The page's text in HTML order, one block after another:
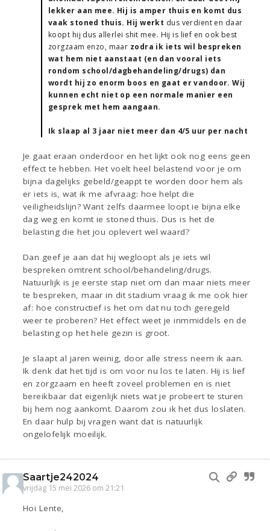
lekker aan mee. Hij is amper thuis en komt dus
vaak stoned thuis. Hij werkt dus verdient en daar
koopt hij dus allerlei shit mee. Hij is lief en ook best
zorgzaam enzo, maar zodra ik iets wil bespreken
wat hem niet aanstaat (en dan vooral iets
rondom school/dagbehandeling/drugs) dan
wordt hij zo enorm boos en gaat er vandoor. Wij
kunnen echt niet op een normale manier een
gesprek met hem aangaan.
Ik slaap al 3 jaar niet meer dan 4/5 uur per nacht
Je gaat eraan onderdoor en het lijkt ook nog eens geen
effect te hebben. Het voelt heel belastend voor je om
bijna dagelijks gebeld/geappt te worden door hem als
er iets is, wat ik me afvraag: hoe helpt die
veiligheidslijn? Want zelfs daarmee loopt ie bijna elke
dag weg en komt ie stoned thuis. Dus is het de
belasting die het jou oplevert wel waard?
Dan geef je aan dat hij wegloopt als je iets wil
bespreken omtrent school/behandeling/drugs.
Natuurlijk is je eerste stap niet om dan maar niets meer
te bespreken, maar in dit stadium vraag ik me ook hier
af: hoe constructief is het om dat nu toch geregeld
weer te proberen? Het effect weet je inmmiddels en de
belasting op het hele gezin is groot.
Je slaapt al jaren weinig, door alle stress neem ik aan.
Ik denk dat het tijd is om voor nu los te laten. Hij is lief
en zorgzaam en heeft zoveel problemen en is niet
bereikbaar dat eigenlijk niets wat je probeert te sturen
bij hem nog aankomt. Daarom zou ik het dus loslaten.
En daar hulp bij vragen want dat is natuurlijk
ongelofelijk moeilijk.
Saartje242024
vrijdag 15 mei 2026 om 21:21
Hoi Lente,